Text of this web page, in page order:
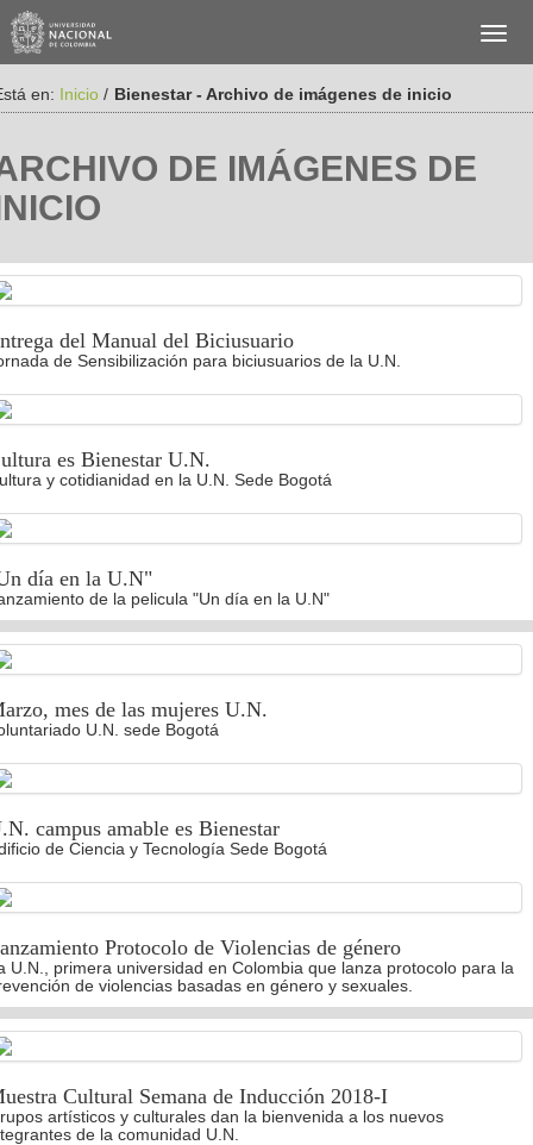
en: Inicio / Bienestar - Archivo de imágenes de inicio
DE IMÁGENES DE
del Manual del Biciusuario
de Sensibilización para biciusuarios de la U.N.
es Bienestar U.N.
y cotidianidad en la U.N. Sede Bogotá
día en la U.N"
de la pelicula "Un día en la U.N"
mes de las mujeres U.N.
U.N. sede Bogotá
campus amable es Bienestar
de Ciencia y Tecnología Sede Bogotá
Protocolo de Violencias de género
U.N., primera universidad en Colombia que lanza protocolo para la
de violencias basadas en género y sexuales.
Cultural Semana de Inducción 2018-I
artísticos y culturales dan la bienvenida a los nuevos
de la comunidad U.N.